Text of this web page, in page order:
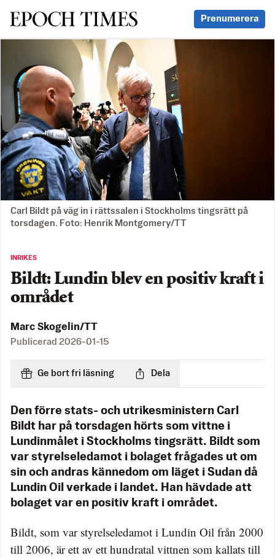
Svenska Epoch Times Prenumerera
Carl Bildt på väg in i rättssalen i Stockholms tingsrätt på
torsdagen. Foto: Henrik Montgomery/TT
INRIKES
Bildt: Lundin blev en positiv kraft i
området
Marc Skogelin/TT
Publicerad 2026-01-15
Ge bort fri läsning Dela
Den förre stats- och utrikesministern Carl
Bildt har på torsdagen hörts som vittne i
Lundinmålet i Stockholms tingsrätt. Bildt som
var styrelseledamot i bolaget frågades ut om
sin och andras kännedom om läget i Sudan då
Lundin Oil verkade i landet. Han hävdade att
bolaget var en positiv kraft i området.
Bildt, som var styrelseledamot i Lundin Oil från 2000
till 2006, är ett av ett hundratal vittnen som kallats till